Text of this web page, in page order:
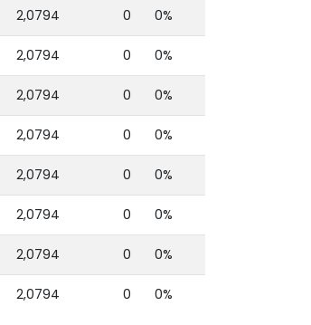
2,0794 0 0%
2,0794 0 0%
2,0794 0 0%
2,0794 0 0%
2,0794 0 0%
2,0794 0 0%
2,0794 0 0%
2,0794 0 0%